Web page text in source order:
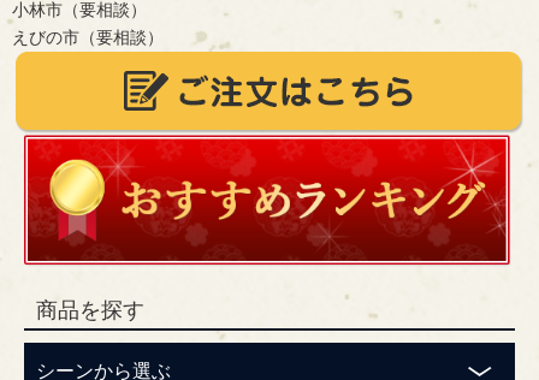
小林市（要相談）
えびの市（要相談）
商品を探す
シーンから選ぶ